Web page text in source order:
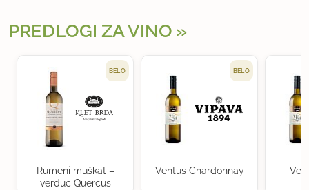
PREDLOGI ZA VINO
BELO
Rumeni muškat –
verduc Quercus
BELO
Ventus Chardonnay